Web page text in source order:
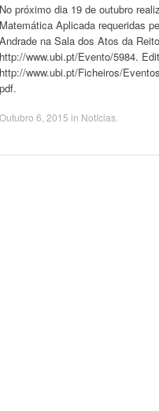
No próximo dia 19 de outubro
Matemática Aplicada requeridas
Andrade na Sala dos Atos da
http://www.ubi.pt/Evento/5984.
http://www.ubi.pt/Ficheiros/
pdf.
Outubro 6, 2015 in Notícias